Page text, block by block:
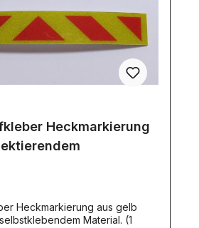
Heckmarkierung
Heckmarkierung aus gelb
Material. (1